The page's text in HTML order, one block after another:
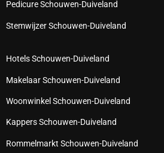
Pedicure Schouwen-Duiveland
Stemwijzer Schouwen-Duiveland
Hotels Schouwen-Duiveland
Makelaar Schouwen-Duiveland
Woonwinkel Schouwen-Duiveland
Kappers Schouwen-Duiveland
Rommelmarkt Schouwen-Duiveland